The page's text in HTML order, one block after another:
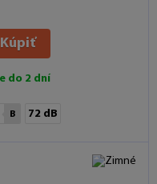
Kúpiť
do 2 dní
B 72 dB